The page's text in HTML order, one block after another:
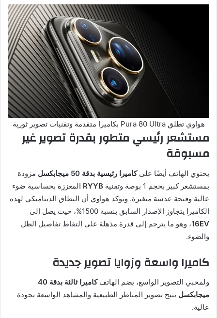
هواوي تطلق Pura 80 Ultra بكاميرا متقدمة وتقنيات تصوير ثورية
مستشعر رئيسي متطور بقدرة تصوير غير
مسبوقة
يحتوي الهاتف أيضًا علىكاميرا رئيسية بدقة 50 ميجابكسل
مزودة
بمستشعر كبير بحجم 1 بوصة وتقنية
RYYB المعززة بحساسية ضوء
عالية وفتحة عدسة متغيرة. وتؤكد هواوي أن النطاق الديناميكي لهذه
الكاميرا يتجاوز الإصدار السابق بنسبة 1500%، حيث يصل إلى
16EV، وهو ما يترجم إلى قدرة مذهلة على التقاط تفاصيل الظل
والضوء.
كاميرا واسعة وزوايا تصوير جديدة
ولمحبي التصوير الواسع، يضم الهاتف
كاميرا ثالثة بدقة 40
ميجابكسل تتيح تصوير المناظر الطبيعية والمشاهد الواسعة بجودة
عالية.